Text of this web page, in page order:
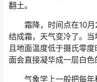
翻土。
霜降，时间点在10月
结成霜，天气变冷了。
且地面温度低于摄氏零
面会直接凝华成一层白色
气象学上一般把每年